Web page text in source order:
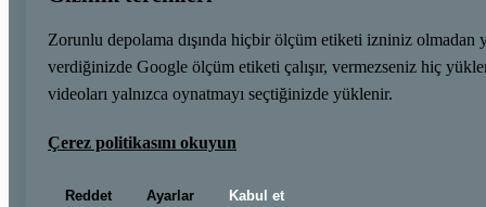
Zorunlu depolama dışında hiçbir ölçüm etiketi izniniz olmadan
verdiğinizde Google ölçüm etiketi çalışır, vermezseniz hiç
videoları yalnızca oynatmayı seçtiğinizde yüklenir.
Çerez politikasını okuyun
Reddet Ayarlar Kabul et